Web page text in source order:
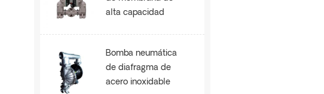
alta capacidad
Bomba neumática
de diafragma de
acero inoxidable